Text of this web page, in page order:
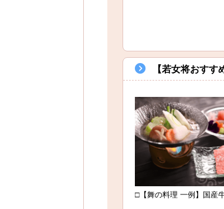
【若女将おす
□【舞の料理 一例】国産